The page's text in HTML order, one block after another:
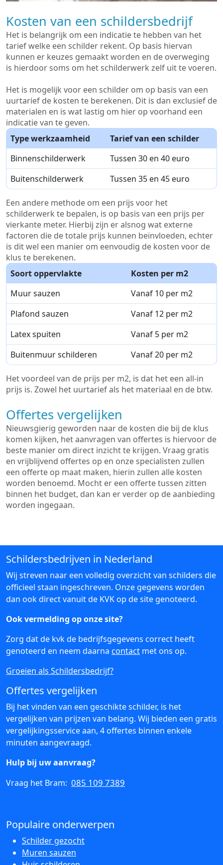
Kosten van een schildersbedrijf
Het is belangrijk om een indicatie te hebben van het
tarief welke een schilder rekent. Op basis hiervan
kunnen er keuzes gemaakt worden en de overweging
is hierdoor soms om het schilderwerk zelf uit te voeren.
Het is mogelijk voor een schilder om op basis van een
uurtarief de kosten te berekenen. Dit is dan exclusief de
materialen en is wat lastig om hier op voorhand een
indicatie van te geven.
Type werkzaamheid
Tarief van een schilder
Binnenschilderwerk
Tussen 30 en 40 euro
Buitenschilderwerk
Tussen 35 en 45 euro
Een andere methode om een prijs voor het
schilderwerk te bepalen, is op basis van een prijs per
vierkante meter. Hierbij zijn er alsnog wat externe
factoren die de totale prijs kunnen beïnvloeden, echter
is dit wel een manier om eenvoudig de kosten voor de
klus te berekenen.
Soort oppervlakte
Kosten per m2
Muur sauzen
Vanaf 10 per m2
Plafond sauzen
Vanaf 12 per m2
Latex spuiten
Vanaf 5 per m2
Buitenmuur schilderen
Vanaf 20 per m2
Het voordeel van de prijs per m2, is dat het een all-in
prijs is. Zowel het uurtarief als het materiaal en de btw.
Offertes vergelijken
Nieuwsgierig geworden naar de kosten die bij de klus
komen kijken, het aanvragen van offertes is hiervoor de
beste manier om direct inzicht te krijgen. Vraag gratis
en vrijblijvend offertes op en onze specialisten zullen
een offerte op maat maken, hierin zullen alle kosten
worden benoemd. Mocht er een offerte tussen zitten
binnen het budget, dan kan er verder op de aanbieding
worden ingegaan.
Schildersbedrijven in Nederland
Wij streven naar een volledig overzicht van schilders die
officieel staan ingeschreven. Onze gegevens worden
dan ook direct vanuit de KVK op de site genoteerd.
Ook vermelding op onze site?
Zorg dat de kvk de bedrijfsgegevens correct heeft
genoteerd en neem daarna contact met ons op.
Groeien als Schildersbedrijf?
Offertes vergelijken
Bij het vinden van een geschikte schilder, is het
vergelijken van prijzen van belang. Wij bieden een gratis
vergelijkingsservice aan, 4 offertes binnen enkele
minuten aangevraagd.
Hulp bij uw aanvraag?
Vraag het Bram: 085 109 7389
Populaire onderwerpen
Schilder gezocht
Muren sauzen